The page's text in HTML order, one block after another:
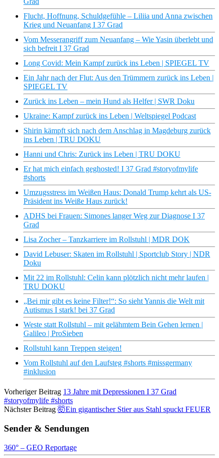
Flucht, Hoffnung, Schuldgefühle – Liliia und Anna zwischen
Krieg und Neuanfang I 37 Grad
Vom Messerangriff zum Neuanfang – Wie Yasin überlebt und
sich befreit I 37 Grad
Long Covid: Mein Kampf zurück ins Leben | SPIEGEL TV
Ein Jahr nach der Flut: Aus den Trümmern zurück ins Leben |
SPIEGEL TV
Zurück ins Leben – mein Hund als Helfer | SWR Doku
Ukraine: Kampf zurück ins Leben | Weltspiegel Podcast
Shirin kämpft sich nach dem Anschlag in Magdeburg zurück
ins Leben | TRU DOKU
Hanni und Chris: Zurück ins Leben | TRU DOKU
Er hat mich einfach geghosted! I 37 Grad #storyofmylife
#shorts
Umzugsstress im Weißen Haus: Donald Trump kehrt als US-
Präsident ins Weiße Haus zurück!
ADHS bei Frauen: Simones langer Weg zur Diagnose I 37
Grad
Lisa Zocher – Tanzkarriere im Rollstuhl | MDR DOK
David Lebuser: Skaten im Rollstuhl | Sportclub Story | NDR
Doku
Mit 22 im Rollstuhl: Celin kann plötzlich nicht mehr laufen |
TRU DOKU
„Bei mir gibt es keine Filter!“: So sieht Yannis die Welt mit
Autismus I stark! bei 37 Grad
Weste statt Rollstuhl – mit gelähmtem Bein Gehen lernen |
Galileo | ProSieben
Rollstuhl kann Treppen steigen!
Vom Rollstuhl auf den Laufsteg #shorts #missgermany
#inklusion
Vorheriger Beitrag 13 Jahre mit Depressionen I 37 Grad
#storyofmylife #shorts
Nächster Beitrag 🤯Ein gigantischer Stier aus Stahl spuckt FEUER
Sender & Sendungen
360° – GEO Reportage